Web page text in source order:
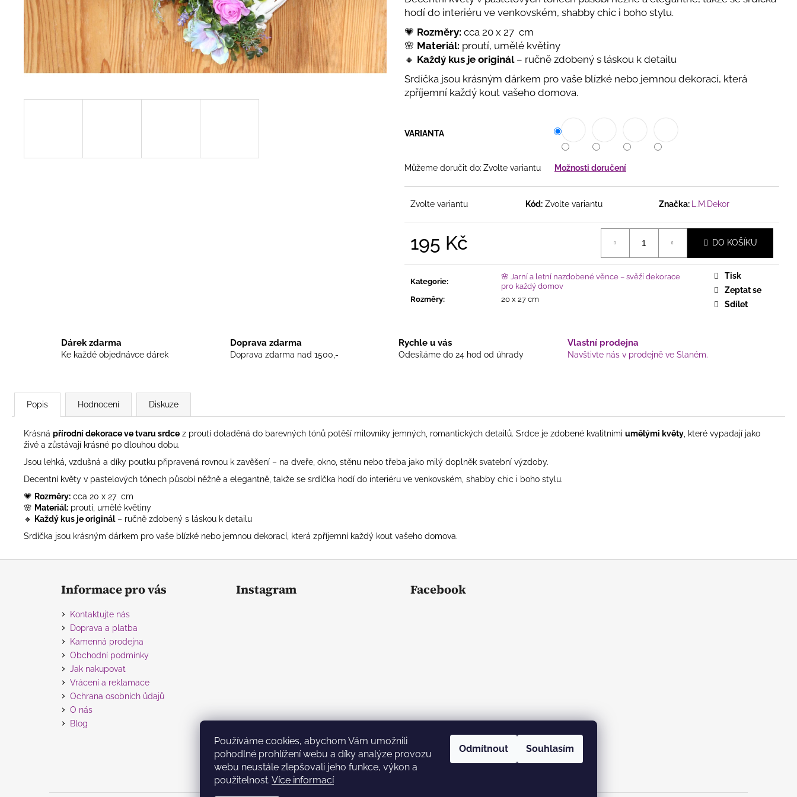
Používáme cookies, abychom Vám umožnili
pohodlné prohlížení webu a díky analýze provozu
webu neustále zlepšovali jeho funkce, výkon a
použitelnost. Více informací
Odmítnout Souhlasím
hodí do interiéru ve venkovském, shabby chic i boho stylu.
💗 Rozměry: cca 20 x 27 cm
🌸 Materiál: proutí, umělé květiny
🔸 Každý kus je originál – ručně zdobený s láskou k detailu
Srdíčka jsou krásným dárkem pro vaše blízké nebo jemnou dekorací, která
zpříjemní každý kout vašeho domova.
VARIANTA
Můžeme doručit do: Zvolte variantu Možnosti doručení
Zvolte variantu Kód: Zvolte variantu Značka: L.M.Dekor
195 Kč DO KOŠÍKU
Kategorie:
🌸 Jarní a letní nazdobené věnce – svěží dekorace
pro každý domov
Rozměry: 20 x 27 cm
Tisk
Zeptat se
Sdílet
Dárek zdarma
Ke každé objednávce dárek
Doprava zdarma
Doprava zdarma nad 1500,-
Rychle u vás
Odesíláme do 24 hod od úhrady
Vlastní prodejna
Navštivte nás v prodejně ve Slaném.
Popis Hodnocení Diskuze
Krásná přírodní dekorace ve tvaru srdce z proutí doladěná do barevných tónů potěší milovníky jemných, romantických detailů. Srdce je zdobené kvalitními umělými květy , které vypadají jako
živé a zůstávají krásné po dlouhou dobu.
Jsou lehká, vzdušná a díky poutku připravená rovnou k zavěšení – na dveře, okno, stěnu nebo třeba jako milý doplněk svatební výzdoby.
Decentní květy v pastelových tónech působí něžně a elegantně, takže se srdíčka hodí do interiéru ve venkovském, shabby chic i boho stylu.
💗 Rozměry: cca 20 x 27 cm
🌸 Materiál: proutí, umělé květiny
🔸 Každý kus je originál – ručně zdobený s láskou k detailu
Srdíčka jsou krásným dárkem pro vaše blízké nebo jemnou dekorací, která zpříjemní každý kout vašeho domova.
ELEGANTNÍ LAPAČ SNŮ SE DVĚMA
KRUHY
SE DVĚMA KRUHY, KORÁLKY A
JEMNÝMI PEŘÍČKY
258 Kč
SAMETOVÉ STUHY S HEBKÝM
POVRCHEMHEBKÉ DEKORAČNÍ
STUHY VE ČTYŘECH ŠÍŘKÁCH
20 Kč
PŘÍRODNĚ LADĚNÝ VĚNEC V JEMNÉ
KOMBINACIS KVĚTY, BOBULKAMI A
225 Kč
Z
Informace pro vás
Kontaktujte nás
Doprava a platba
Kamenná prodejna
Obchodní podmínky
Jak nakupovat
Vrácení a reklamace
Ochrana osobních ůdajů
O nás
Blog
Instagram
Sledovat na Instagramu
Facebook